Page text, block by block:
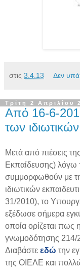
στις 3.4.13 Δεν
Τρίτη 2 Απριλίου
Από 16-6-
των
Μετά από πιέσεις
Εκπαίδευσης)
συμμορφωθούν με
ιδιωτικών
31/2010), το
εξέδωσε σήμερα
οποία ορίζεται πως
γνωμοδότησης 214/
Διαβάστε εδώ την
της ΟΙΕΛΕ και